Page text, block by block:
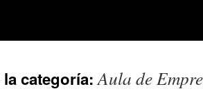
categoría:Aula de